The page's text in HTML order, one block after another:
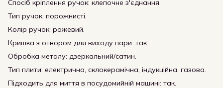
Спосіб кріплення ручок: клепочне з'єднання.
Тип ручок: порожнисті.
Колір ручок: рожевий.
Кришка з отвором для виходу пари: так.
Обробка металу: дзеркальний/сатин.
Тип плити: електрична, склокерамічна, індукційна, газова.
Підходить для миття в посудомийній машині: так.